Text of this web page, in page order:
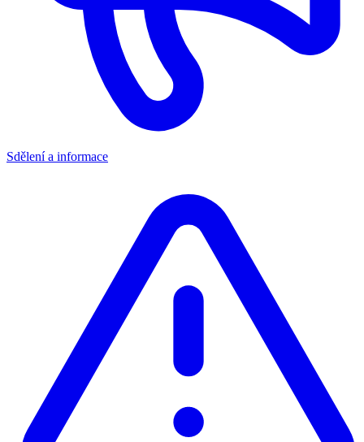
Sdělení a informace